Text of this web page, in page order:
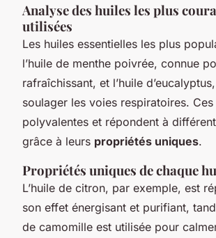
Analyse des huiles les plus
utilisées
Les huiles essentielles les plus
l’huile de menthe poivrée, connue
rafraîchissant, et l’huile
soulager les voies respiratoires.
polyvalentes et répondent à
grâce à leurs propriétés uniques.
Propriétés uniques de chaque
L’huile de citron, par exemple, est
son effet énergisant et purifiant,
de camomille est utilisée pour